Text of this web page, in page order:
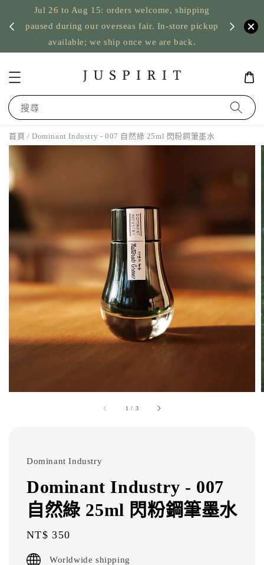
Jul 26 to Aug 15: orders welcome, shipping
paused during our overseas fair. In-store pickup
available; we ship once we are back.
US
搜尋
首頁 / Dominant Industry - 007 自然綠 25ml 閃粉鋼筆墨水
1 / 3
Dominant Industry
Dominant Industry - 007
自然綠 25ml 閃粉鋼筆墨水
Regular
price
NT$ 350
Worldwide shipping